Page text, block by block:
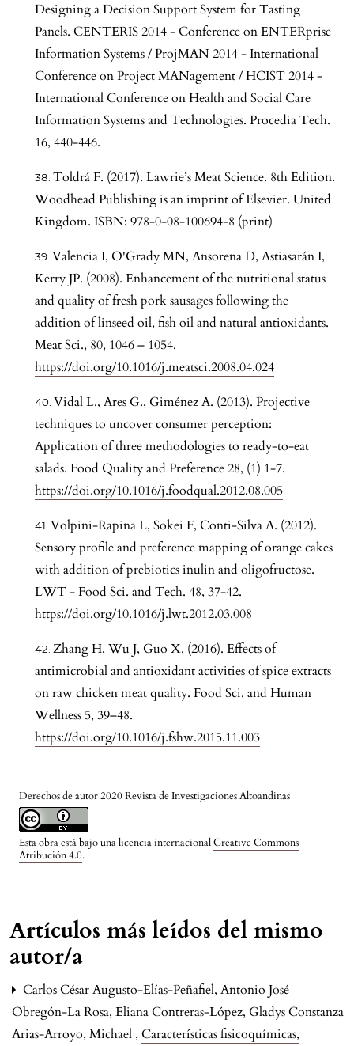
Derechos de autor 2020 Revista de Investigaciones Altoandinas
Esta obra está bajo una licencia internacionalCreative Commons
Atribución 4.0.
Designing a Decision Support System for Tasting
Panels. CENTERIS 2014 - Conference on ENTERprise
Information Systems / ProjMAN 2014 - International
Conference on Project MANagement / HCIST 2014 -
International Conference on Health and Social Care
Information Systems and Technologies. Procedia Tech.
16, 440-446.
Toldrá F. (2017). Lawrie’s Meat Science. 8th Edition.
Woodhead Publishing is an imprint of Elsevier. United
Kingdom. ISBN: 978-0-08-100694-8 (print)
Valencia I, O'Grady MN, Ansorena D, Astiasarán I,
Kerry JP. (2008). Enhancement of the nutritional status
and quality of fresh pork sausages following the
addition of linseed oil, fish oil and natural antioxidants.
Meat Sci., 80, 1046 – 1054.
https://doi.org/10.1016/j.meatsci.2008.04.024
Vidal L., Ares G., Giménez A. (2013). Projective
techniques to uncover consumer perception:
Application of three methodologies to ready-to-eat
salads. Food Quality and Preference 28, (1) 1-7.
https://doi.org/10.1016/j.foodqual.2012.08.005
Volpini-Rapina L, Sokei F, Conti-Silva A. (2012).
Sensory profile and preference mapping of orange cakes
with addition of prebiotics inulin and oligofructose.
LWT - Food Sci. and Tech. 48, 37-42.
https://doi.org/10.1016/j.lwt.2012.03.008
Zhang H, Wu J, Guo X. (2016). Effects of
antimicrobial and antioxidant activities of spice extracts
on raw chicken meat quality. Food Sci. and Human
Wellness 5, 39–48.
https://doi.org/10.1016/j.fshw.2015.11.003
Artículos más leídos del mismo
autor/a
Carlos César Augusto-Elías-Peñafiel, Antonio José
Obregón-La Rosa, Eliana Contreras-López, Gladys Constanza
Arias-Arroyo, Michael , Características fisicoquímicas,